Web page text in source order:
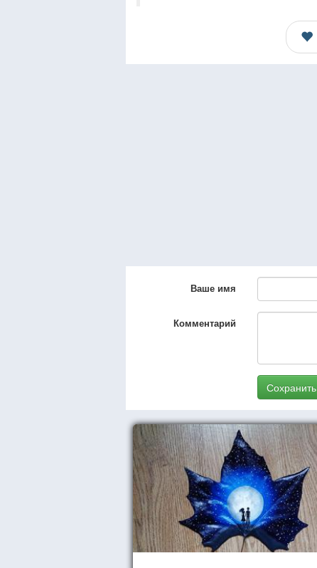
Ваше имя
Комментарий
Сохранить